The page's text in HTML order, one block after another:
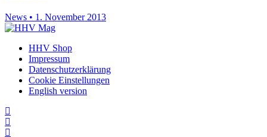
News • 1. November 2013
HHV Shop
Impressum
Datenschutzerklärung
Cookie Einstellungen
English version